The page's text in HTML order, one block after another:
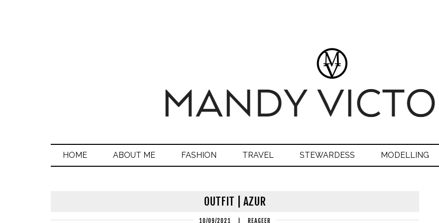
HOME ABOUT ME FASHION TRAVEL STEWARDESS MODELLING
OUTFIT | AZUR
10/09/2021 REAGEER